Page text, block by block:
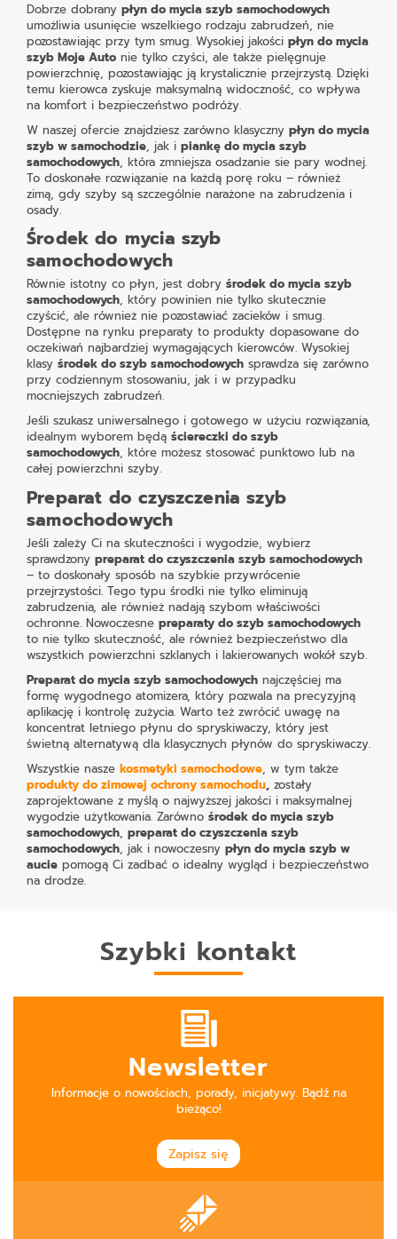
Dobrze dobrany płyn do mycia szyb samochodowych
umożliwia usunięcie wszelkiego rodzaju zabrudzeń, nie
pozostawiając przy tym smug. Wysokiej jakości płyn do mycia
szyb Moje Auto nie tylko czyści, ale także pielęgnuje
powierzchnię, pozostawiając ją krystalicznie przejrzystą. Dzięki
temu kierowca zyskuje maksymalną widoczność, co wpływa
na komfort i bezpieczeństwo podróży.
W naszej ofercie znajdziesz zarówno klasyczny płyn do mycia
szyb w samochodzie, jak i piankę do mycia szyb
samochodowych, która zmniejsza osadzanie sie pary wodnej.
To doskonałe rozwiązanie na każdą porę roku – również
zimą, gdy szyby są szczególnie narażone na zabrudzenia i
osady.
Środek do mycia szyb
samochodowych
Równie istotny co płyn, jest dobry środek do mycia szyb
samochodowych, który powinien nie tylko skutecznie
czyścić, ale również nie pozostawiać zacieków i smug.
Dostępne na rynku preparaty to produkty dopasowane do
oczekiwań najbardziej wymagających kierowców. Wysokiej
klasy środek do szyb samochodowych sprawdza się zarówno
przy codziennym stosowaniu, jak i w przypadku
mocniejszych zabrudzeń.
Jeśli szukasz uniwersalnego i gotowego w użyciu rozwiązania,
idealnym wyborem będą ściereczki do szyb
samochodowych, które możesz stosować punktowo lub na
całej powierzchni szyby.
Preparat do czyszczenia szyb
samochodowych
Jeśli zależy Ci na skuteczności i wygodzie, wybierz
sprawdzony preparat do czyszczenia szyb samochodowych
– to doskonały sposób na szybkie przywrócenie
przejrzystości. Tego typu środki nie tylko eliminują
zabrudzenia, ale również nadają szybom właściwości
ochronne. Nowoczesne preparaty do szyb samochodowych
to nie tylko skuteczność, ale również bezpieczeństwo dla
wszystkich powierzchni szklanych i lakierowanych wokół szyb.
Preparat do mycia szyb samochodowych najczęściej ma
formę wygodnego atomizera, który pozwala na precyzyjną
aplikację i kontrolę zużycia. Warto też zwrócić uwagę na
koncentrat letniego płynu do spryskiwaczy, który jest
świetną alternatywą dla klasycznych płynów do spryskiwaczy.
Wszystkie nasze kosmetyki samochodowe, w tym także
produkty do zimowej ochrony samochodu, zostały
zaprojektowane z myślą o najwyższej jakości i maksymalnej
wygodzie użytkowania. Zarówno środek do mycia szyb
samochodowych, preparat do czyszczenia szyb
samochodowych, jak i nowoczesny płyn do mycia szyb w
aucie pomogą Ci zadbać o idealny wygląd i bezpieczeństwo
na drodze.
Szybki kontakt
Newsletter
Informacje o nowościach, porady, inicjatywy. Bądź na
bieżąco!
Zapisz się